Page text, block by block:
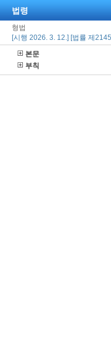
법령
형법
[시행 2026. 3. 12.] [법률 제
본문
부칙